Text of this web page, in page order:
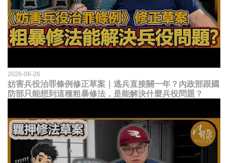
2026-06-26
妨害兵役治罪條例修正草案｜逃兵直接關一年？內政部跟國
防部只能想到這種粗暴修法，是能解決什麼兵役問題？